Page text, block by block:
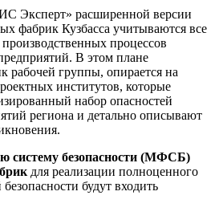
Эксперт» расширенной версии
фабрик Кузбасса учитываются все
процессов
В этом плане
рабочей группы, опирается на
институтов, которые
набор опасностей
региона и детально описывают
систему безопасности (МФСБ)
для реализации полноценного
будут входить